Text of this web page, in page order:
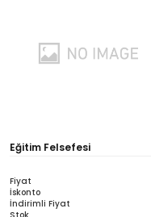
Eğitim Felsefesi
Fiyat
İskonto
İndirimli Fiyat